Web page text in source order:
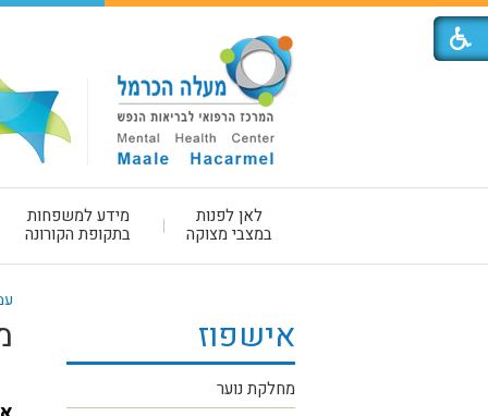
לאן לפנות
במצבי מצוקה
מידע למשפחות
בתקופת הקורונה
אישפוז
מחלקת נוער